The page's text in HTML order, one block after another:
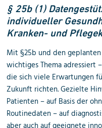
§ 25b (1)
individueller
Kranken- und
Mit §25b und den
wichtiges Thema adressiert
die sich viele Erwartungen
Zukunft richten. Gezielte
Patienten – auf Basis der
Routinedaten – auf